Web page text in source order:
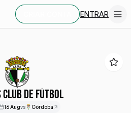
ENTRAR
CLUB DE FÚTBOL
16 Augvs Córdoba